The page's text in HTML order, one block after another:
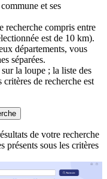
et ses
recherche compris entre
est de 10 km).
départements, vous
séparées.
la loupe ; la liste des
de recherche est
de votre recherche
présents sous les critères